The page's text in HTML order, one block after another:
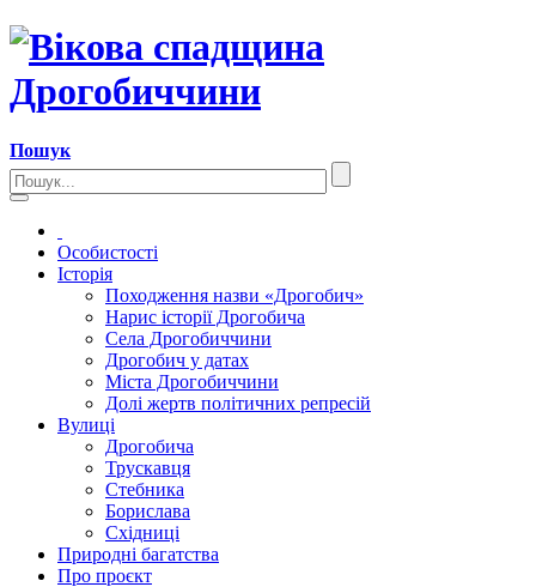
Пошук
Особистості
Історія
Походження назви «Дрогобич»
Нарис історії Дрогобича
Села Дрогобиччини
Дрогобич у датах
Міста Дрогобиччини
Долі жертв політичних репресій
Вулиці
Дрогобича
Трускавця
Стебника
Борислава
Східниці
Природні багатства
Про проєкт